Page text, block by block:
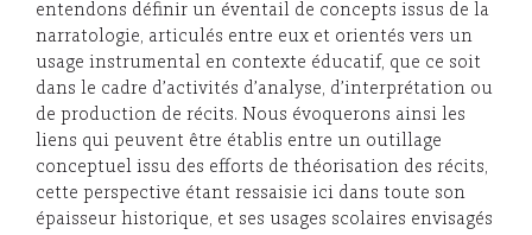
entendons définir un éventail de concepts issus de la
narratologie, articulés entre eux et orientés vers un
usage instrumental en contexte éducatif, que ce soit
dans le cadre d’activités d’analyse, d’interprétation ou
de production de récits. Nous évoquerons ainsi les
liens qui peuvent être établis entre un outillage
conceptuel issu des efforts de théorisation des récits,
cette perspective étant ressaisie ici dans toute son
épaisseur historique, et ses usages scolaires envisagés